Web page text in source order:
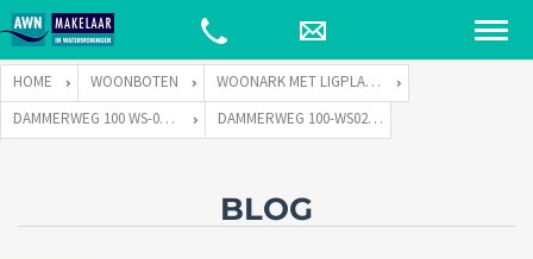
HOME WOONBOTEN
WOONARK MET LIGPLAATS
DAMMERWEG 100 WS-02 TE 1394 GS NEDERHORST DEN BERG
DAMMERWEG 100-WS02 NEDERHORST DEN BERG-24
BLOG